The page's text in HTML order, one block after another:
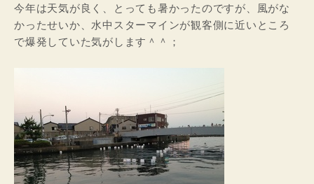
今年は天気が良く、とっても暑かったのですが、風がな
かったせいか、水中スターマインが観客側に近いところ
で爆発していた気がします＾＾；